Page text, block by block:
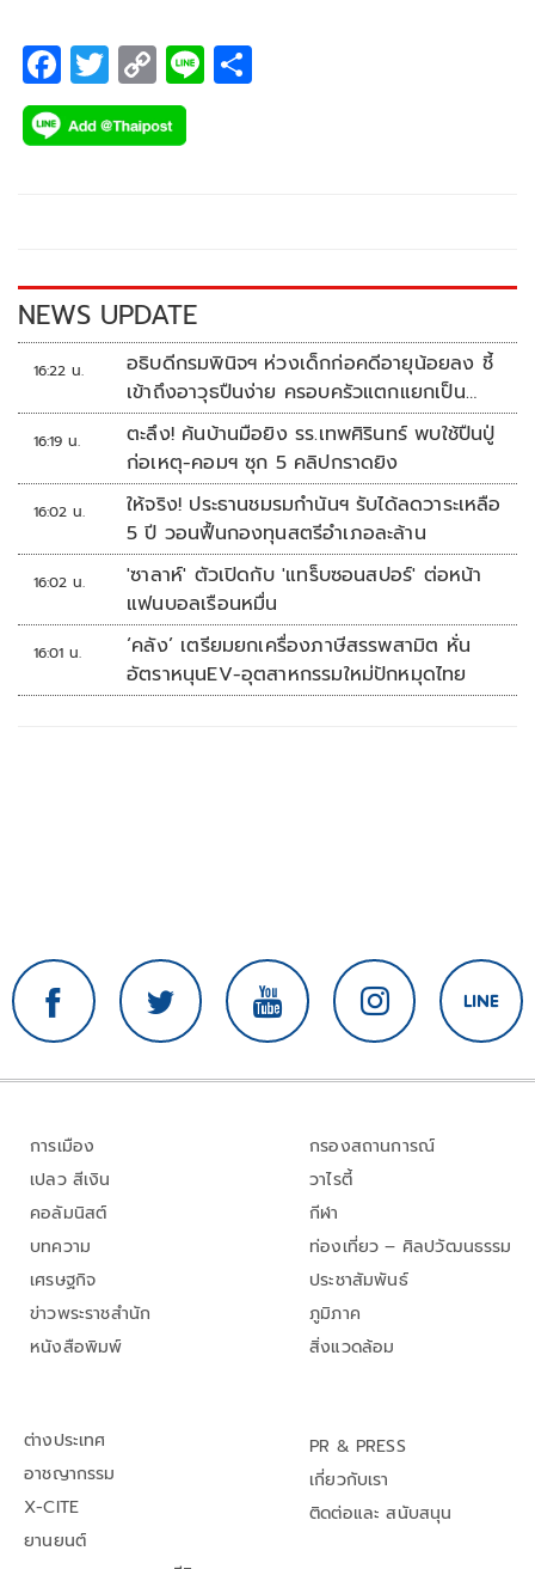
F
ac
e
k
T
wi
tt
C
o
p
k
Li
NEWS UPDATE
16:22 น.
อธิบดีกรมพินิจฯ ห่วงเด็กก่อคดีอายุน้อยลง ชี้
เข้าถึงอาวุธปืนง่าย ครอบครัวแตกแยกเป็น
ชนวนสำคัญ
16:19 น.
ตะลึง! ค้นบ้านมือยิง รร.เทพศิรินทร์ พบใช้ปืนปู่
ก่อเหตุ-คอมฯ ซุก 5 คลิปกราดยิง
16:02 น.
ให้จริง! ประธานชมรมกำนันฯ รับได้ลดวาระเหลือ
5 ปี วอนฟื้นกองทุนสตรีอำเภอละล้าน
16:02 น.
'ซาลาห์' ตัวเปิดกับ 'แทร็บซอนสปอร์' ต่อหน้า
แฟนบอลเรือนหมื่น
16:01 น.
‘คลัง’ เตรียมยกเครื่องภาษีสรรพสามิต หั่น
อัตราหนุนEV-อุตสาหกรรมใหม่ปักหมุดไทย
การเมือง
เปลว สีเงิน
คอลัมนิสต์
บทความ
เศรษฐกิจ
ข่าวพระราชสำนัก
หนังสือพิมพ์
กรองสถานการณ์
วาไรตี้
กีฬา
ท่องเที่ยว – ศิลปวัฒนธรรม
ประชาสัมพันธ์
ภูมิภาค
สิ่งแวดล้อม
ต่างประเทศ
อาชญากรรม
X-CITE
ยานยนต์
PR & PRESS
เกี่ยวกับเรา
ติดต่อและ สนับสนุน